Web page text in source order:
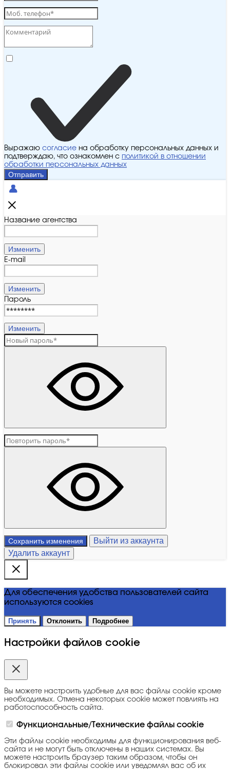
Выражаю согласие на обработку персональных данных и
подтверждаю, что ознакомлен с политикой в отношении
обработки персональных данных
Отправить
Название агентства
Изменить
E-mail
Изменить
Пароль
Изменить
Сохранить изменения
Выйти из аккаунта
Удалить аккаунт
Для обеспечения удобства пользователей сайта
используются cookies
Принять Отклонить Подробнее
Настройки файлов cookie
Вы можете настроить удобные для вас файлы cookie кроме
необходимых. Отмена некоторых cookie может повлиять на
работоспособность сайта.
Функциональные/Технические файлы cookie
Эти файлы cookie необходимы для функционирования веб-
сайта и не могут быть отключены в наших системах. Вы
можете настроить браузер таким образом, чтобы он
блокировал эти файлы cookie или уведомлял вас об их